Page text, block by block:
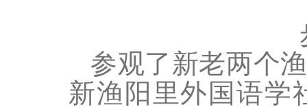
参观了新老两个
新渔阳里外国语学